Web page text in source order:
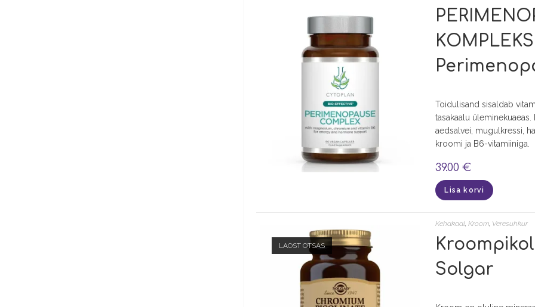
Toidulisand sisaldab
tasakaalu
aedsalvei, mugulkressi,
kroomi ja B6-vitamiiniga.
39.00€
Lisa korvi
LAOST OTSAS
Kehakaal,Kroom, Veresuhkur
Solgar